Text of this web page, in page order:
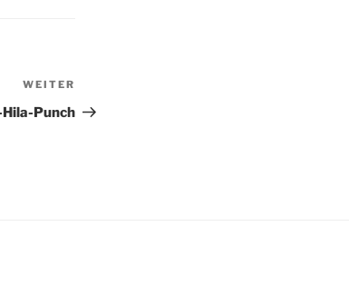
Beitrag
WEITER
Punch